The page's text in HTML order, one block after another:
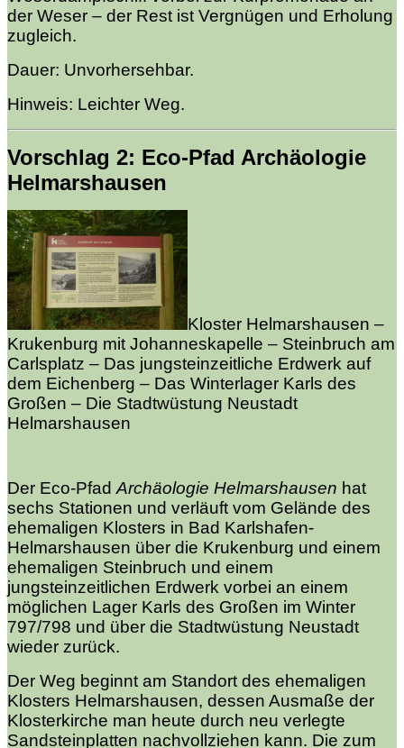
der Weser – der Rest ist Vergnügen und Erholung
zugleich.
Dauer: Unvorhersehbar.
Hinweis: Leichter Weg.
Vorschlag 2: Eco-Pfad Archäologie
Helmarshausen
Kloster Helmarshausen –
Krukenburg mit Johanneskapelle – Steinbruch am
Carlsplatz – Das jungsteinzeitliche Erdwerk auf
dem Eichenberg – Das Winterlager Karls des
Großen – Die Stadtwüstung Neustadt
Helmarshausen
Der Eco-Pfad Archäologie Helmarshausen hat
sechs Stationen und verläuft vom Gelände des
ehemaligen Klosters in Bad Karlshafen-
Helmarshausen über die Krukenburg und einem
ehemaligen Steinbruch und einem
jungsteinzeitlichen Erdwerk vorbei an einem
möglichen Lager Karls des Großen im Winter
797/798 und über die Stadtwüstung Neustadt
wieder zurück.
Der Weg beginnt am Standort des ehemaligen
Klosters Helmarshausen, dessen Ausmaße der
Klosterkirche man heute durch neu verlegte
Sandsteinplatten nachvollziehen kann. Die zum